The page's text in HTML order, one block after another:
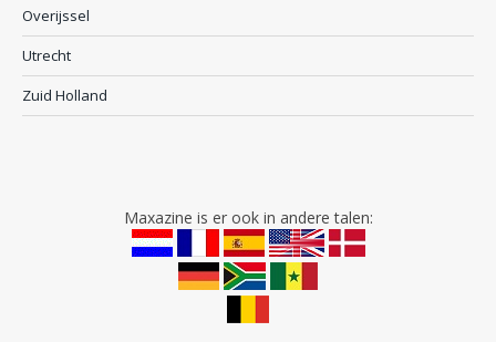
Overijssel
Utrecht
Zuid Holland
Maxazine is er ook in andere talen: